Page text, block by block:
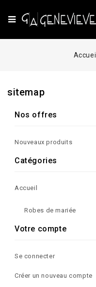
Accueil
sitemap
Nos offres
Nouveaux produits
Catégories
Accueil
Robes de mariée
Votre compte
Se connecter
Créer un nouveau compte